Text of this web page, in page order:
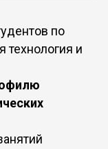
по
технология и